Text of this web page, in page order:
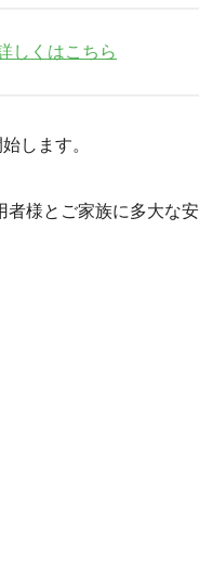
しくはこちら
します。
者様とご家族に多大な安